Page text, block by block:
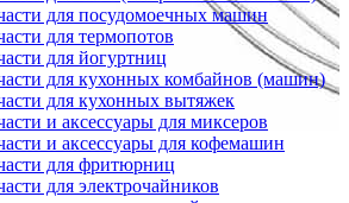
для посудомоечных машин
для термопотов
для йогуртниц
для кухонных комбайнов (машин)
для кухонных вытяжек
и аксессуары для миксеров
и аксессуары для кофемашин
для фритюрниц
для электрочайников